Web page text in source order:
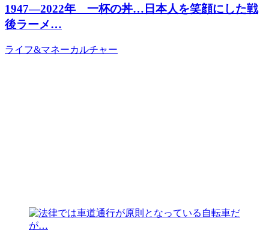
1947―2022年 一杯の丼…日本人を笑顔にした戦
後ラーメ…
ライフ&マネーカルチャー